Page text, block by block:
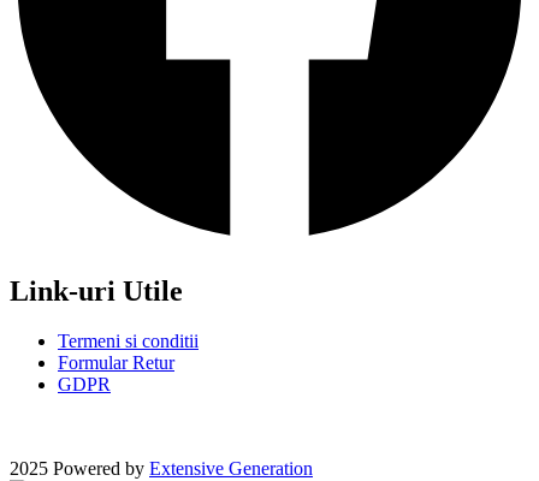
Link-uri Utile
Termeni si conditii
Formular Retur
GDPR
2025 Powered by Extensive Generation